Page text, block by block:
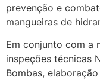
prevenção e
mangueiras de
Em conjunto com a
inspeções técnicas
Bombas,